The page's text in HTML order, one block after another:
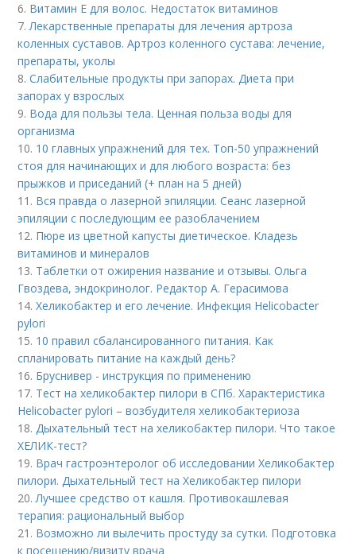
6. Витамин Е для волос. Недостаток витаминов
7.Лекарственные препараты для лечения артроза
коленных суставов. Артроз коленного сустава: лечение,
препараты, уколы
8.Слабительные продукты при запорах. Диета при
запорах у взрослых
9. Вода для пользы тела. Ценная польза воды для
организма
10. 10 главных упражнений для тех. Топ-50 упражнений
стоя для начинающих и для любого возраста: без
прыжков и приседаний (+ план на 5 дней)
11. Вся правда о лазерной эпиляции. Сеанс лазерной
эпиляции с последующим ее разоблачением
12. Пюре из цветной капусты диетическое. Кладезь
витаминов и минералов
13. Таблетки от ожирения название и отзывы. Ольга
Гвоздева, эндокринолог. Редактор А. Герасимова
14.Хеликобактер и его лечение. Инфекция Helicobacter
pylori
15. 10 правил сбалансированного питания. Как
спланировать питание на каждый день?
16. Бруснивер - инструкция по применению
17. Тест на хеликобактер пилори в СПб. Характеристика
Helicobacter pylori – возбудителя хеликобактериоза
18.Дыхательный тест на хеликобактер пилори. Что такое
ХЕЛИК-тест?
19. Врач гастроэнтеролог об исследовании Хеликобактер
пилори. Дыхательный тест на Хеликобактер пилори
20.Лучшее средство от кашля. Противокашлевая
терапия: рациональный выбор
21. Возможно ли вылечить простуду за сутки. Подготовка
к посещению/визиту врача